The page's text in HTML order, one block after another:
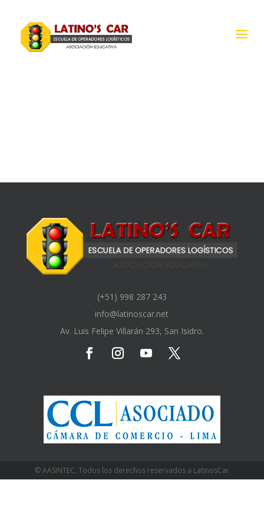
(+51) 998 287 243
info@latinoscar.net
Av. Luis Felipe Villarán 293, San Isidro.
© AASINTEC, Todos los derechos reservados a LatinosCar